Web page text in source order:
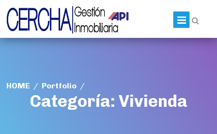
to
content
HOME / Portfolio /
Categoría: Vivienda